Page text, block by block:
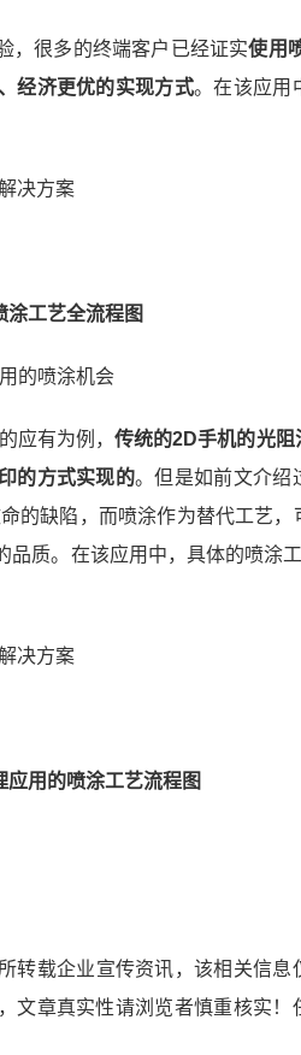
，很多的终端客户已经证实使用
经济更优的实现方式。在该应用
涂工艺全流程图
的喷涂机会
应有为例，传统的2D手机的光阻
的方式实现的。但是如前文介绍
的缺陷，而喷涂作为替代工艺，
品质。在该应用中，具体的喷涂
应用的喷涂工艺流程图
转载企业宣传资讯，该相关信息
文章真实性请浏览者慎重核实！